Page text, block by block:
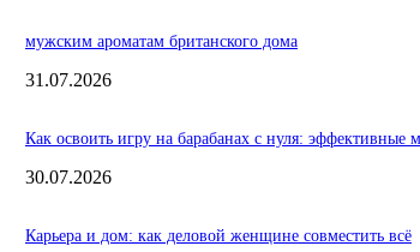
мужским ароматам британского дома
31.07.2026
Как освоить игру на барабанах с нуля: эффективные
30.07.2026
Карьера и дом: как деловой женщине совместить всё